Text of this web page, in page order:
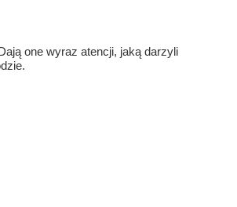
one wyraz atencji, jaką darzyli